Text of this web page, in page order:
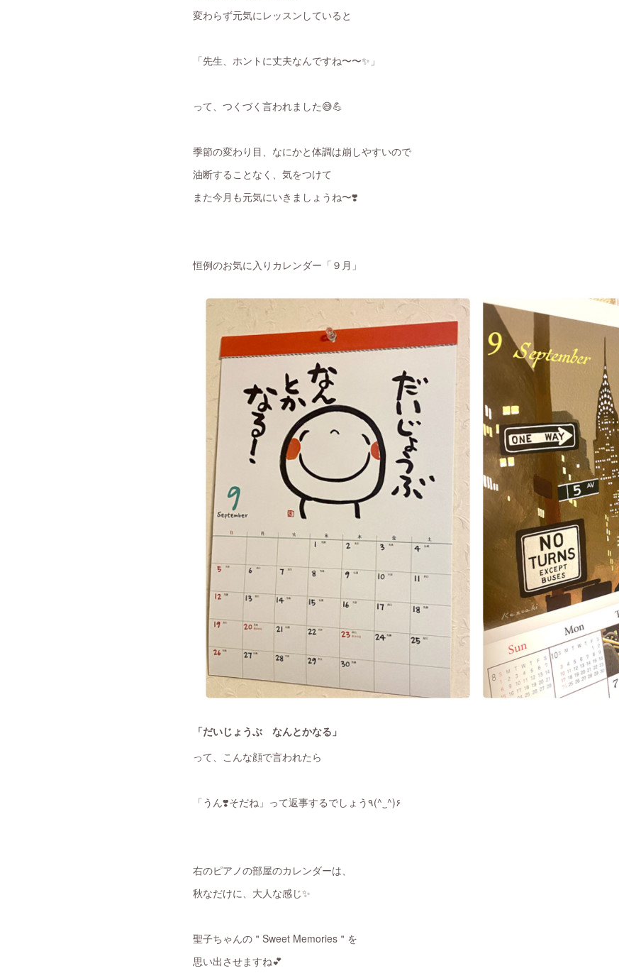
変わらず元気にレッスンしていると
「先生、ホントに丈夫なんですね〜〜✨」
って、つくづく言われました😅💪
季節の変わり目、なにかと体調は崩しやすいので
油断することなく、気をつけて
また今月も元気にいきましょうね〜❣️
恒例のお気に入りカレンダー「９月」
「だいじょうぶ なんとかなる」
って、こんな顔で言われたら
「うん❣️そだね」って返事するでしょう٩(^‿^)۶
右のピアノの部屋のカレンダーは、
秋なだけに、大人な感じ✨
聖子ちゃんの＂Sweet Memories＂を
思い出させますね💕